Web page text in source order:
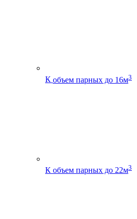
К объем парных до 16м3
К объем парных до 22м3